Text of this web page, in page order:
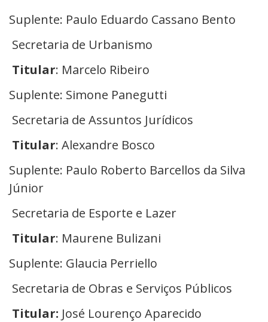
Suplente: Paulo Eduardo Cassano Bento
Secretaria de Urbanismo
Titular: Marcelo Ribeiro
Suplente: Simone Panegutti
Secretaria de Assuntos Jurídicos
Titular: Alexandre Bosco
Suplente: Paulo Roberto Barcellos da Silva
Júnior
Secretaria de Esporte e Lazer
Titular: Maurene Bulizani
Suplente: Glaucia Perriello
Secretaria de Obras e Serviços Públicos
Titular: José Lourenço Aparecido